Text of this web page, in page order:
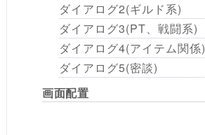
ダイアログ2(ギルド系)
ダイアログ3(PT、戦闘系)
ダイアログ4(アイテム関係)
ダイアログ5(密談)
画面配置